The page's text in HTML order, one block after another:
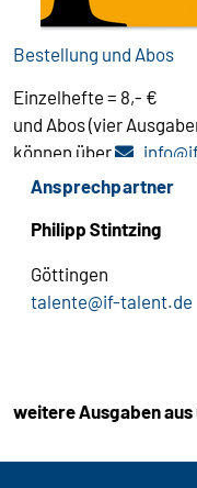
Bestellung und Abos
Einzelhefte = 8,- €
und Abos (vier
können über
Ansprechpartner
Philipp Stintzing
Göttingen
talente@if-talent.R
V
-
de
weitere Ausgaben